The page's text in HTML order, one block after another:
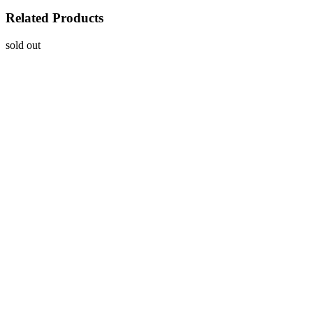
Related Products
sold out